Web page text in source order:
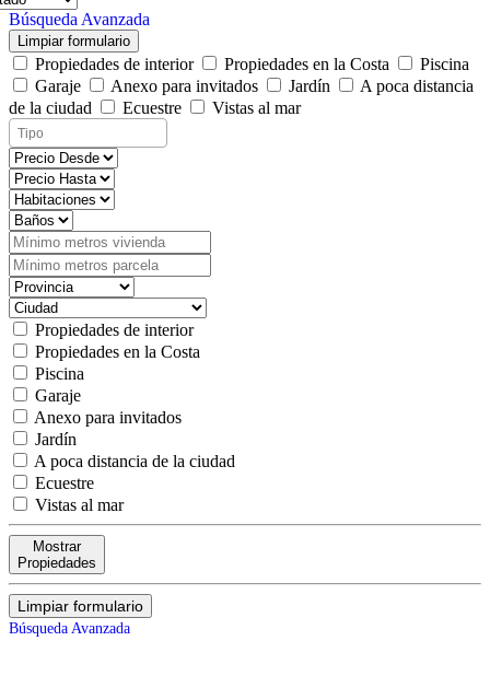
Búsqueda Avanzada
Limpiar formulario
Propiedades de interior Propiedades en la Costa
Piscina
Garaje
Anexo para invitados Jardín
A poca distancia
de la ciudad
Ecuestre Vistas al mar
Propiedades de interior
Propiedades en la Costa
Piscina
Garaje
Anexo para invitados
Jardín
A poca distancia de la ciudad
Ecuestre
Vistas al mar
Mostrar
Propiedades
Limpiar formulario
Búsqueda Avanzada